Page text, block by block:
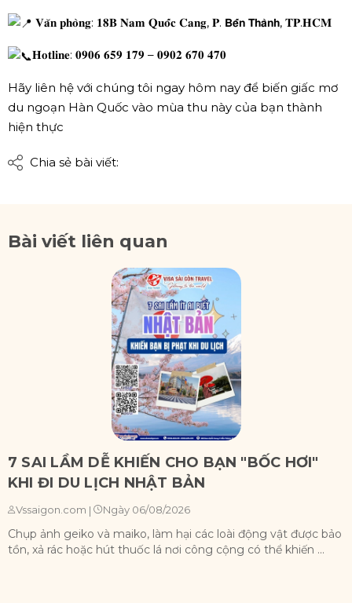
𝐕𝐚̆𝐧 𝐩𝐡𝐨̀𝐧𝐠: 𝟏𝟖𝐁 𝐍𝐚𝐦 𝐐𝐮𝐨̂́𝐜 𝐂𝐚𝐧𝐠, 𝐏. 𝗕𝗲̂́𝗻 𝗧𝗵𝗮̀𝗻𝗵, 𝐓𝐏.𝐇𝐂𝐌
𝐇𝐨𝐭𝐥𝐢𝐧𝐞: 𝟎𝟗𝟎𝟔 𝟔𝟓𝟗 𝟏𝟕𝟗 – 𝟎𝟗𝟎𝟐 𝟔𝟕𝟎 𝟒𝟕𝟎
Hãy liên hệ với chúng tôi ngay hôm nay để biến giấc mơ
du ngoạn Hàn Quốc vào mùa thu này của bạn thành
hiện thực
Chia sẻ bài viết:
Bài viết liên quan
7 SAI LẦM DỄ KHIẾN CHO BẠN "BỐC HƠI"
KHI ĐI DU LỊCH NHẬT BẢN
Vssaigon.com | Ngày 06/08/2026
Chụp ảnh geiko và maiko, làm hại các loài động vật được bảo
tồn, xả rác hoặc hút thuốc lá nơi công cộng có thể khiến ...